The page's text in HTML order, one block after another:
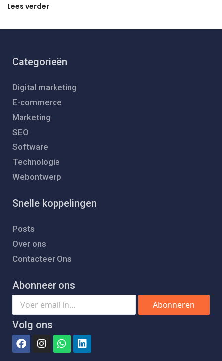
Lees verder
Categorieën
Digital marketing
E-commerce
Marketing
SEO
Software
Technologie
Webontwerp
Snelle koppelingen
Posts
Over ons
Contacteer Ons
Abonneer ons
Abonneren
Volg ons